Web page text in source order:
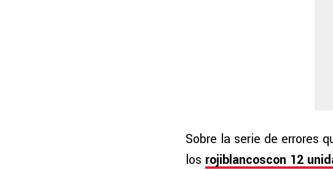
Sobre la serie de errores
los rojiblancoscon 12